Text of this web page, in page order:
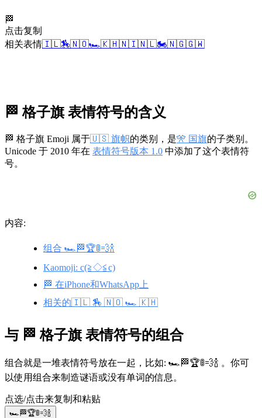
🏁
点击复制
相关表情🇮🇱🏇🇳🇴🏎️🇰🇭🇳🇮🇳🇱🏍️🇳🇬🇬🇼
🏁 格子旗 表情符号的含义
🏁 格子旗 Emoji 属于🇺🇸 旗帜的类别，是🎌 国旗的子类别。
Unicode 于 2010 年在 表情符号版本 1.0 中添加了这个表情符
号。
内容:
组合 🏎️🏁🏆🚦💨🍾
Kaomoji: c(≧◇≦c)
🏁 在iPhone和WhatsApp上
相关的🇮🇱 🏇 🇳🇴 🏎️ 🇰🇭
与 🏁 格子旗 表情符号的组合
组合就是一堆表情符号放在一起，比如: 🏎️🏁🏆🚦💨🍾 。你可
以使用组合来制造谜语或没有单词的信息。
点选/点击来复制和粘贴
🏎️🏁🏆🚦💨🍾